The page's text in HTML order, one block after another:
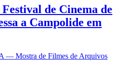
de Cinema de
a Campolide em
— Mostra de Filmes de Arquivos